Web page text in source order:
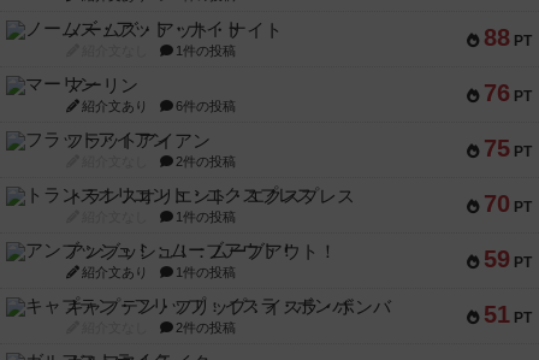
88 PT
ノームズ・アット・ナイト
1件の投稿
76 PT
マーリン
紹介文あり 6件の投稿
75 PT
フラットアイアン
2件の投稿
70 PT
トランスオリエント・エクスプレス
1件の投稿
59 PT
アンブッシュ！：ムーブアウト！
紹介文あり 1件の投稿
51 PT
キャプテン・フリップ：イスラ・ボンバ
2件の投稿